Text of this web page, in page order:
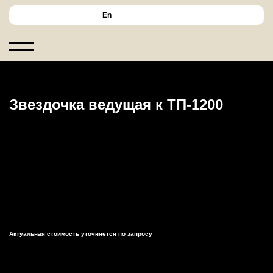
En
Звездочка ведущая к ТП-1200
Актуальная стоимость уточняется по запросу